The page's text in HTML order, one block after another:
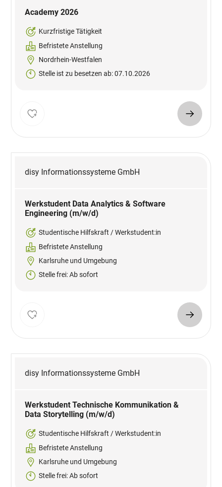
Academy 2026
Kurzfristige Tätigkeit
Befristete Anstellung
Nordrhein-Westfalen
Stelle ist zu besetzen ab: 07.10.2026
disy Informationssysteme GmbH
Werkstudent Data Analytics & Software
Engineering (m/w/d)
Studentische Hilfskraft / Werkstudent:in
Befristete Anstellung
Karlsruhe und Umgebung
Stelle frei: Ab sofort
disy Informationssysteme GmbH
Werkstudent Technische Kommunikation &
Data Storytelling (m/w/d)
Studentische Hilfskraft / Werkstudent:in
Befristete Anstellung
Karlsruhe und Umgebung
Stelle frei: Ab sofort